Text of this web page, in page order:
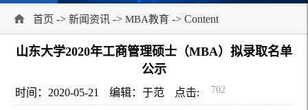
首页 -> 新闻资讯 -> MBA教育 -> Content
山东大学2020年工商管理硕士（MBA）拟录取名单
公示
时间：2020-05-21 编辑：于范 点击: 702